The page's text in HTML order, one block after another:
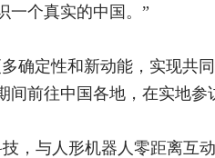
一个真实的中国。”
确定性和新动能，实现共
前往中国各地，在实地
，与人形机器人零距离互